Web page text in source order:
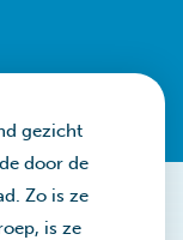
gezicht
door de
Zo is ze
is ze